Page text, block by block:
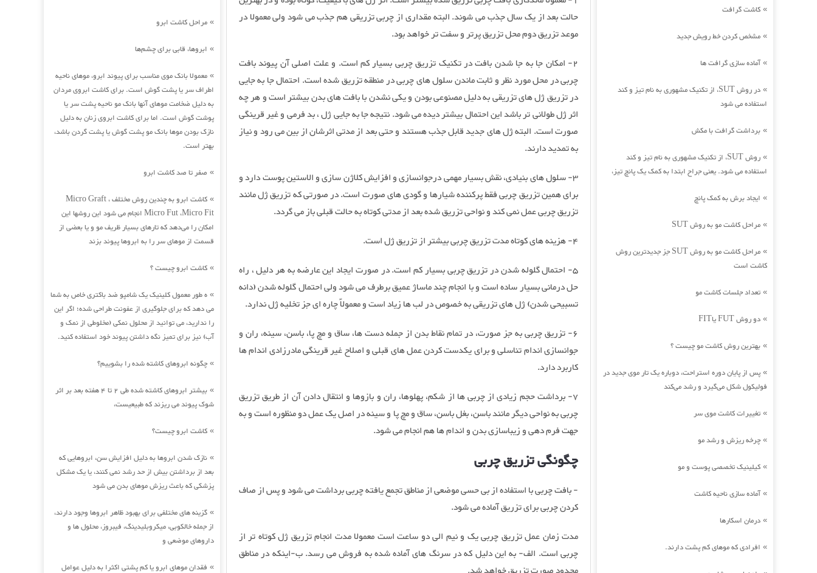
» مراحل کاشت ابرو
» ابروها، قابی برای چشم‌ها
» معمولا بانک موی مناسب برای پیوند ابرو، موهای ناحیه
اطراف سر یا پشت گوش است. برای کاشت ابروی مردان
به دلیل ضخامت موهای آنها بانک مو ناحیه پشت سر یا
پوشت گوش است. اما برای کاشت ابروی زنان به دلیل
نازک بودن موها بانک مو پشت گوش یا پشت گردن باشد،
بهتر است.
» صفر تا صد کاشت ابرو
»
کاشت ابرو به چندین روش مختلف Micro Graft ،
Micro Fut ،Micro Fit انجام می شود این روشها این
امکان را می‌دهد که تارهای بسیار ظریف مو و یا بعضی از
قسمت از موهای سر را به ابروها پیوند بزند
» کاشت ابرو چیست ؟
» ه طور معمول کلینیک یک شامپو ضد باکتری خاص به شما
می دهد که برای جلوگیری از عفونت طراحی شده؛ اگر این
را ندارید، می توانید از محلول نمکی (مخلوطی از نمک و
آب) نیز برای تمیز نگه داشتن پیوند خود استفاده کنید.
» چگونه ابروهای کاشته شده را بشوییم؟
»
بیشتر ابروهای کاشته شده طی 2 تا 4 هفته بعد بر اثر
شوک پیوند می ریزند که طبیعیست،
» کاشت ابرو چیست؟
» نازک شدن ابروها به دلیل افزایش سن، ابروهایی که
بعد از برداشتن بیش از حد رشد نمی کنند، یا یک مشکل
پزشکی که باعث ریزش موهای بدن می شود
» گزینه های مختلفی برای بهبود ظاهر ابروها وجود دارند،
از جمله خالکوبی، میکروبلیدینگ، فیبروز، محلول ها و
داروهای موضعی و
» فقدان موهای ابرو یا کم پشتی اکثرا به دلیل عوامل
حالت بعد از یک سال جذب می شوند. البته مقداری از چربی تزریقی هم جذب می شود ولی معمولا در
موعد تزریق دوم محل تزریق پرتر و سفت تر خواهد بود.
2- امکان جا به جا شدن بافت در تکنیک تزریق چربی بسیار کم است. و علت اصلی آن پیوند بافت
چربی در محل مورد نظر و ثابت ماندن سلول های چربی در منطقه تزریق شده است. احتمال جا به جایی
در تزریق ژل های تزریقی به دلیل مصنوعی بودن و یکی نشدن با بافت های بدن بیشتر است و هر چه
اثر ژل طولانی تر باشد این احتمال بیشتر دیده می شود. نتیجه جا به جایی ژل ، بد فرمی و غیر قرینگی
صورت است. البته ژل های جدید قابل جذب هستند و حتی بعد از مدتی اثرشان از بین می رود و نیاز
به تمدید دارند.
3- سلول های بنیادی، نقش بسیار مهمی درجوانسازی و افزایش کلاژن سازی و الاستین پوست دارد و
برای همین تزریق چربی فقط پرکننده شیارها و گودی های صورت است. در صورتی که تزریق ژل مانند
تزریق چربی عمل نمی کند و نواحی تزریق شده بعد از مدتی کوتاه به حالت قبلی باز می گردد.
4- هزینه های کوتاه مدت تزریق چربی بیشتر از تزریق ژل است.
5- احتمال گلوله شدن در تزریق چربی بسیار کم است. در صورت ایجاد این عارضه به هر دلیل ، راه
حل درمانی بسیار ساده است و با انجام چند ماساژ عمیق برطرف می شود ولی احتمال گلوله شدن (دانه
تسبیحی شدن) ژل های تزریقی به خصوص در لب ها زیاد است و معمولاً چاره ای جز تخلیه ژل ندارد.
6- تزریق چربی به جز صورت، در تمام نقاط بدن از جمله دست ها، ساق و مچ پا، باسن، سینه، ران و
جوانسازی اندام تناسلی و برای یکدست کردن عمل های قبلی و اصلاح غیر قرینگی مادرزادی اندام ها
کاربرد دارد.
7- برداشت حجم زیادی از چربی ها از شکم، پهلوها، ران و بازوها و انتقال دادن آن از طریق تزریق
چربی به نواحی دیگر مانند باسن، بغل باسن، ساق و مچ پا و سینه در اصل یک عمل دو منظوره است و به
جهت فرم دهی و زیباسازی بدن و اندام ها هم انجام می شود.
چگونگی تزریق چربی
- بافت چربی با استفاده از بی حسی موضعی از مناطق تجمع یافته چربی برداشت می شود و پس از صاف
کردن چربی برای تزریق آماده می شود.
مدت زمان عمل تزریق چربی یک و نیم الی دو ساعت است معمولا مدت انجام تزریق ژل کوتاه تر از
چربی است. الف- به این دلیل که در سرنگ های آماده شده به فروش می رسد. ب-اینکه در مناطق
» کاشت گرافت
» مشخص کردن خط رویش جدید
»آماده سازی گرافت ها
»
در روش SUT، از تکنیک مشهوری به نام تیز و کند
استفاده می شود
» برداشت گرافت با مکش
»
روش SUT، از تکنیک مشهوری به نام تیز و کند
استفاده می شود. یعنی جراح ابتدا به کمک یک پانچ تیز،
» ایجاد برش به کمک پانچ
» مراحل کاشت مو به روش SUT
»
مراحل کاشت مو به روش SUT جز جدیدترین روش
کاشت است
» تعداد جلسات کاشت مو
» دو روش FUT یاFIT
» بهترین روش کاشت مو چیست ؟
» پس از پایان دوره استراحت، دوباره یک تار موی جدید در
فولیکول شکل می‌گیرد و رشد می‌کند
» تغییرات کاشت موی سر
» چرخه ریزش و رشد مو
» کیلینیک تخصصی پوست و مو
»آماده سازی ناحیه کاشت
» درمان اسکارها
» افرادی که موهای کم پشت دارند.